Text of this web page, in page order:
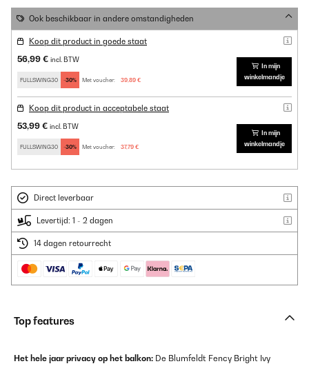
Ook beschikbaar in andere omstandigheden
Koop dit product in goede staat
56,99 € incl. BTW
FULLSWING30 -30% Met voucher: 39,89 €
In mijn
winkelmandje
Koop dit product in acceptabele staat
53,99 € incl. BTW
FULLSWING30 -30% Met voucher: 37,79 €
In mijn
winkelmandje
Direct leverbaar
Levertijd: 1 - 2 dagen
14 dagen retourrecht
Top features
Het hele jaar privacy op het balkon: De Blumfeldt Fency Bright Ivy